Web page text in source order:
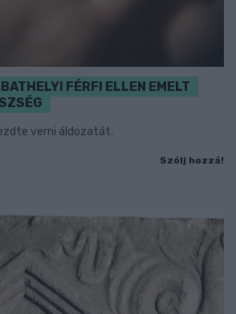
FÉRFI ELLEN EMELT
verni áldozatát.
Szólj hozzá!